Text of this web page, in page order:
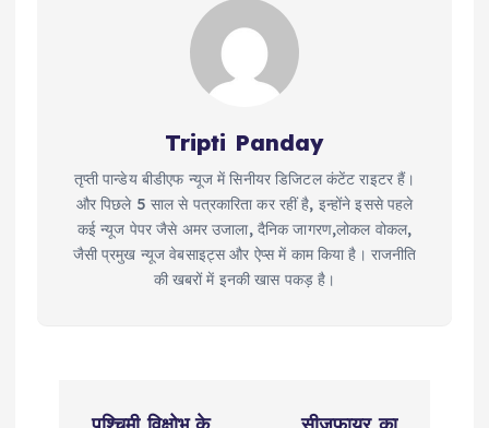
Tripti Panday
तृप्ती पान्डेय बीडीएफ न्यूज में सिनीयर डिजिटल कंटेंट राइटर हैं।
और पिछले 5 साल से पत्रकारिता कर रहीं है, इन्होंने इससे पहले
कई न्यूज पेपर जैसे अमर उजाला, दैनिक जागरण,लोकल वोकल,
जैसी प्रमुख न्यूज वेबसाइट्स और ऐप्स में काम किया है। राजनीति
की खबरों में इनकी खास पकड़ है।